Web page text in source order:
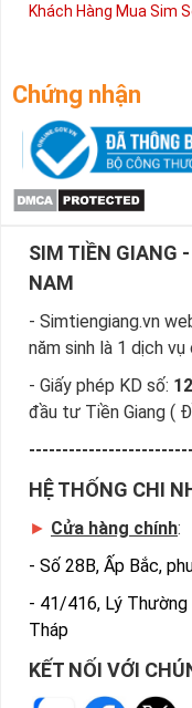
Khách Hàng Mua Sim
Chứng nhận
SIM TIỀN GIANG
NAM
- Simtiengiang.vn
năm sinh là 1 dịch vụ
- Giấy phép KD số:
đầu tư Tiền Giang (
HỆ THỐNG CHI
► Cửa hàng chính:
- Số 28B, Ấp Bắc,
- 41/416, Lý
Tháp
KẾT NỐI VỚI